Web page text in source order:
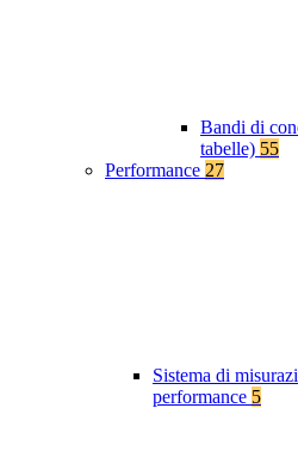
Bandi di
tabelle) 55
Performance 27
Sistema di
performance 5